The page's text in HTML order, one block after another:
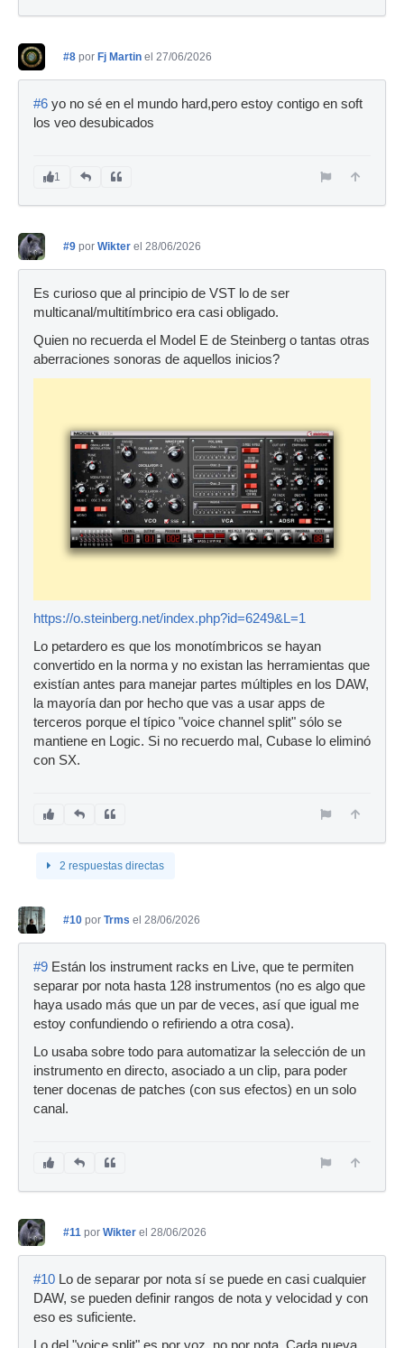
#8 por Fj Martin el 27/06/2026
#6 yo no sé en el mundo hard,pero estoy contigo en soft
los veo desubicados
1
#9 por Wikter el 28/06/2026
Es curioso que al principio de VST lo de ser
multicanal/multitímbrico era casi obligado.
Quien no recuerda el Model E de Steinberg o tantas otras
aberraciones sonoras de aquellos inicios?
https://o.steinberg.net/index.php?id=6249&L=1
Lo petardero es que los monotímbricos se hayan
convertido en la norma y no existan las herramientas que
existían antes para manejar partes múltiples en los DAW,
la mayoría dan por hecho que vas a usar apps de
terceros porque el típico "voice channel split" sólo se
mantiene en Logic. Si no recuerdo mal, Cubase lo eliminó
con SX.
2 respuestas directas
#10 por Trms el 28/06/2026
#9 Están los instrument racks en Live, que te permiten
separar por nota hasta 128 instrumentos (no es algo que
haya usado más que un par de veces, así que igual me
estoy confundiendo o refiriendo a otra cosa).
Lo usaba sobre todo para automatizar la selección de un
instrumento en directo, asociado a un clip, para poder
tener docenas de patches (con sus efectos) en un solo
canal.
#11 por Wikter el 28/06/2026
#10 Lo de separar por nota sí se puede en casi cualquier
DAW, se pueden definir rangos de nota y velocidad y con
eso es suficiente.